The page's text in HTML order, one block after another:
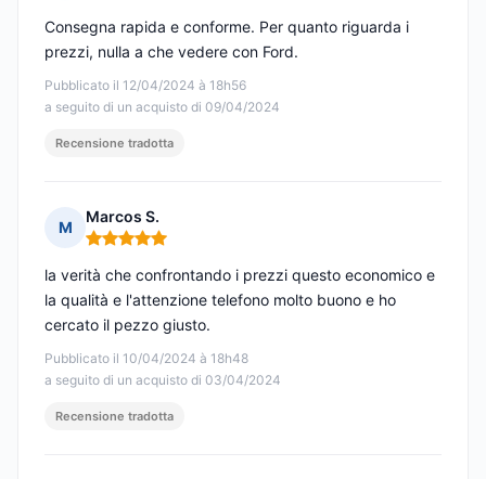
Pubblicato il 12/04/2024 à 18h56
a seguito di un acquisto di 09/04/2024
Consegna rapida e conforme. Per quanto riguarda i
prezzi, nulla a che vedere con Ford.
Recensione tradotta
M
Marcos S.
Nota: 5 su 5
Pubblicato il 10/04/2024 à 18h48
a seguito di un acquisto di 03/04/2024
la verità che confrontando i prezzi questo economico e
la qualità e l'attenzione telefono molto buono e ho
cercato il pezzo giusto.
Recensione tradotta